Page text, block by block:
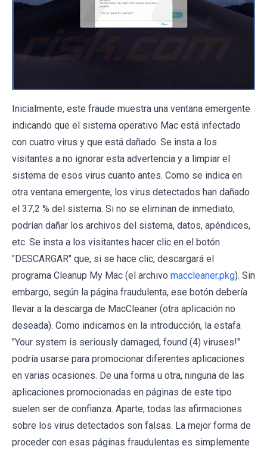
Inicialmente, este fraude muestra una ventana emergente
indicando que el sistema operativo Mac está infectado
con cuatro virus y que está dañado. Se insta a los
visitantes a no ignorar esta advertencia y a limpiar el
sistema de esos virus cuanto antes. Como se indica en
otra ventana emergente, los virus detectados han dañado
el 37,2 % del sistema. Si no se eliminan de inmediato,
podrían dañar los archivos del sistema, datos, apéndices,
etc. Se insta a los visitantes hacer clic en el botón
"DESCARGAR" que, si se hace clic, descargará el
programa Cleanup My Mac (el archivo maccleaner.pkg). Sin
embargo, según la página fraudulenta, ese botón debería
llevar a la descarga de MacCleaner (otra aplicación no
deseada). Como indicamos en la introducción, la estafa
"Your system is seriously damaged, found (4) viruses!"
podría usarse para promocionar diferentes aplicaciones
en varias ocasiones. De una forma u otra, ninguna de las
aplicaciones promocionadas en páginas de este tipo
suelen ser de confianza. Aparte, todas las afirmaciones
sobre los virus detectados son falsas. La mejor forma de
proceder con esas páginas fraudulentas es simplemente